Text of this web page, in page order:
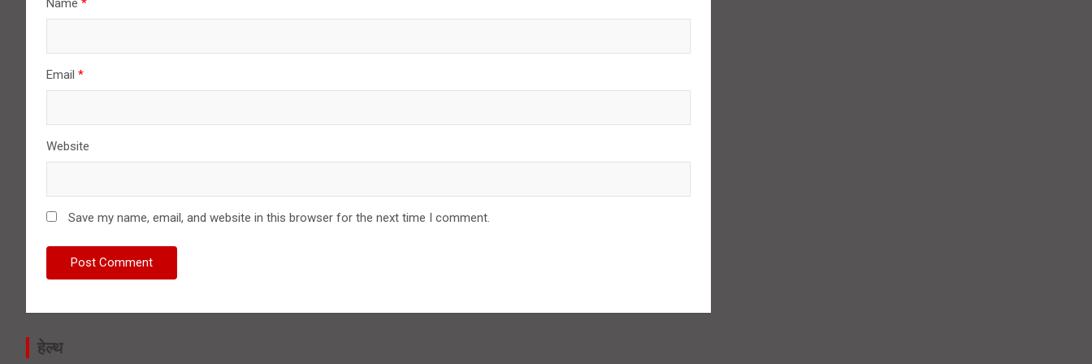
Email *
Website
Save my name, email, and website in this browser for the next time I comment.
हेल्थ